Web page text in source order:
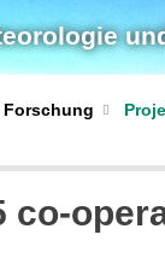
Forschung
co-